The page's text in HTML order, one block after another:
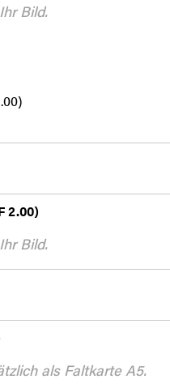
Bild.
)
2.00)
Bild.
als Faltkarte A5.